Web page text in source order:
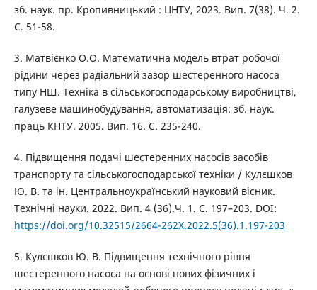
зб. наук. пр. Кропивницький : ЦНТУ, 2023. Вип. 7(38). Ч. 2.
С. 51-58.
3. Матвієнко О.О. Математична модель втрат робочої
рідини через радіальний зазор шестеренного насоса
типу НШ. Техніка в сільськогосподарському виробництві,
галузеве машинобудування, автоматизація: зб. наук.
праць КНТУ. 2005. Вип. 16. С. 235-240.
4. Підвищення подачі шестеренних насосів засобів
транспорту та сільськогосподарської техніки / Кулєшков
Ю. В. та ін. Центральноукраїнський науковий вісник.
Технічні науки. 2022. Вип. 4 (36).Ч. 1. С. 197–203. DOI:
https://doi.org/10.32515/2664-262X.2022.5(36).1.197-203
5. Кулєшков Ю. В. Підвищення технічного рівня
шестеренного насоса на основі нових фізичних і